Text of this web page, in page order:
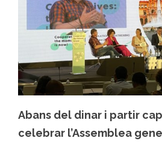
Abans del dinar i partir
celebrar l’Assemblea